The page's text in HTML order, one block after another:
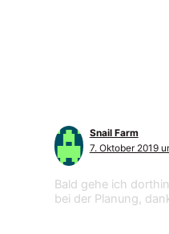
Snail Farm
7. Oktober 2019
Bald gehe ich
bei der Planung,